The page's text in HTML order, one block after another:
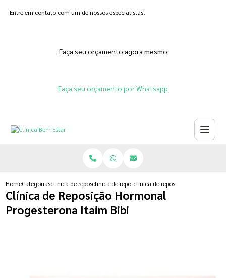
Entre em contato com um de nossos especialistas!
Faça seu orçamento agora mesmo
Faça seu orçamento por Whatsapp
HomeCategoriasclinica de reposicao hormonalclinica de reposicao hormonal que emagrece
clinica de reposicao hormonal
Clínica de Reposição Hormonal
Progesterona Itaim Bibi